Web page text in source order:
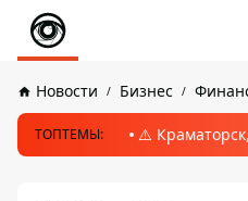
Новости Бизнес
ТОПТЕМЫ: ⚠️